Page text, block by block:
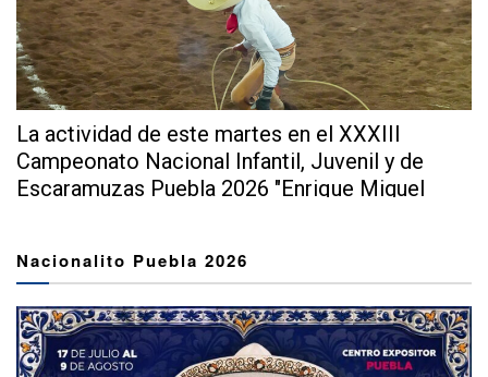
La actividad de este martes en el XXXIII
Campeonato Nacional Infantil, Juvenil y de
Escaramuzas Puebla 2026 "Enrique Miguel
Nacionalito Puebla 2026